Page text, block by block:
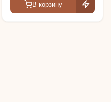
В корзину